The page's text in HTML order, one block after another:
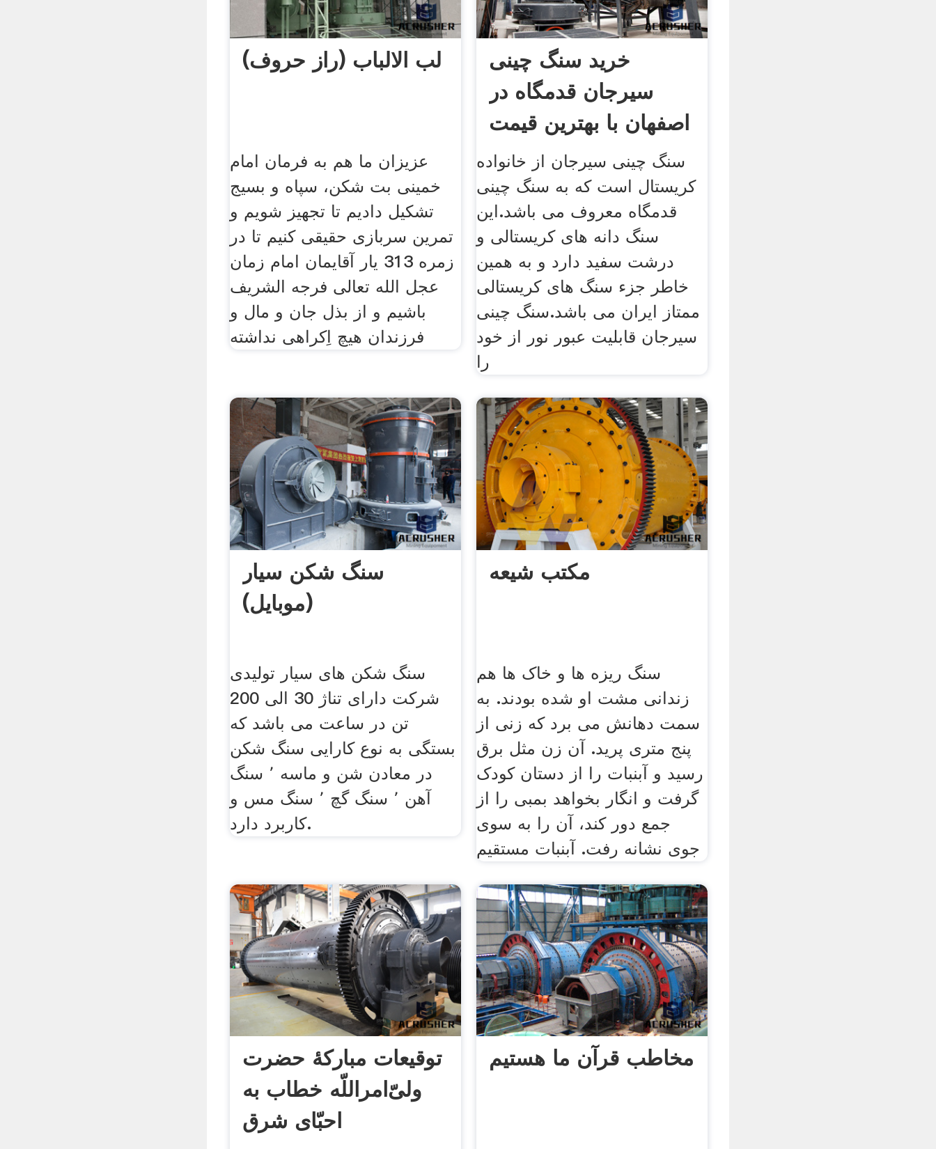
لب الالباب (راز حروف)
عزیزان ما هم به فرمان امام
خمینی بت شکن، سپاه و بسیج
تشکیل دادیم تا تجهیز شویم و
تمرین سربازی حقیقی کنیم تا در
زمره 313 یار آقایمان امام زمان
عجل الله تعالی فرجه الشریف
باشیم و از بذل جان و مال و
فرزندان هیچ اِکراهی نداشته
خرید سنگ چینی
سیرجان قدمگاه در
اصفهان با بهترین قیمت
سنگ چینی سیرجان از خانواده
کریستال است که به سنگ چینی
قدمگاه معروف می باشد.این
سنگ دانه های کریستالی و
درشت سفید دارد و به همین
خاطر جزء سنگ های کریستالی
ممتاز ایران می باشد.سنگ چینی
سیرجان قابلیت عبور نور از خود
را
سنگ شکن سیار
(موبایل)
سنگ شکن های سیار تولیدی
شرکت دارای تناژ 30 الی 200
تن در ساعت می باشد که
بستگی به نوع کارایی سنگ شکن
در معادن شن و ماسه ٬ سنگ
آهن ٬ سنگ گچ ٬ سنگ مس و
کاربرد دارد.
مکتب شیعه
سنگ ریزه ها و خاک ها هم
زندانی مشت او شده بودند. به
سمت دهانش می برد که زنی از
پنج متری پرید. آن زن مثل برق
رسید و آبنبات را از دستان کودک
گرفت و انگار بخواهد بمبی را از
جمع دور کند، آن را به سوی
جوی نشانه رفت. آبنبات مستقیم
توقيعات مباركۀ حضرت
ولیّ‌امر‌اللّه خطاب به
احبّاى شرق
مخاطب قرآن ما هستیم